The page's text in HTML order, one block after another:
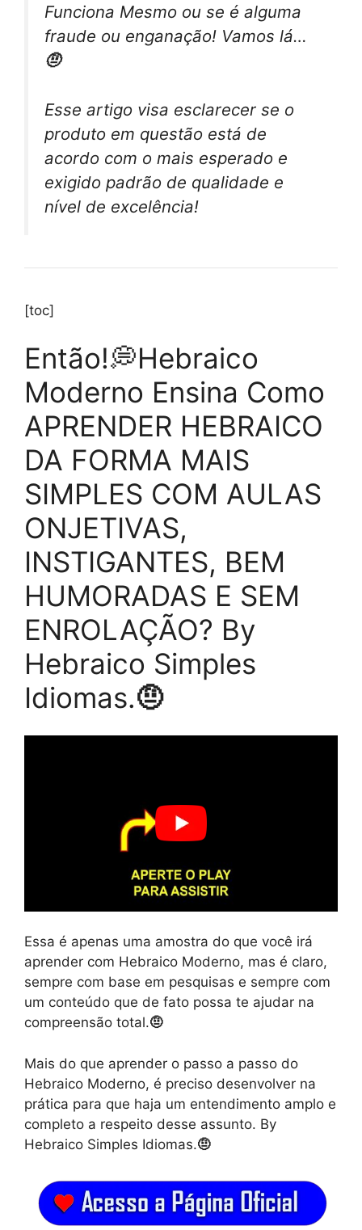
Funciona Mesmo ou se é alguma
fraude ou enganação! Vamos lá…
🤨
Esse artigo visa esclarecer se o
produto em questão está de
acordo com o mais esperado e
exigido padrão de qualidade e
nível de excelência!
[toc]
Então!💭Hebraico
Moderno Ensina Como
APRENDER HEBRAICO
DA FORMA MAIS
SIMPLES COM AULAS
ONJETIVAS,
INSTIGANTES, BEM
HUMORADAS E SEM
ENROLAÇÃO? By
Hebraico Simples
Idiomas.🤨
Essa é apenas uma amostra do que você irá
aprender com Hebraico Moderno, mas é claro,
sempre com base em pesquisas e sempre com
um conteúdo que de fato possa te ajudar na
compreensão total.🤨
Mais do que aprender o passo a passo do
Hebraico Moderno, é preciso desenvolver na
prática para que haja um entendimento amplo e
completo a respeito desse assunto. By
Hebraico Simples Idiomas.🤨